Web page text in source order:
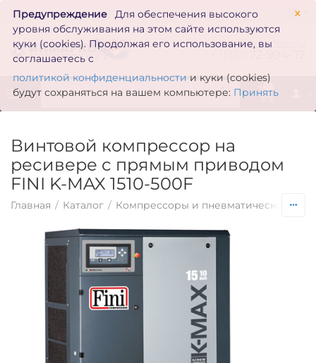
×
Предупреждение
Для обеспечения высокого
уровня обслуживания на этом сайте используются
куки (cookies). Продолжая его использование, вы
соглашаетесь с
политикой конфиденциальности и куки (cookies)
будут сохраняться на вашем компьютере: Принять
zakaz@inmarkon.ru
0
Винтовой компрессор на
ресивере с прямым приводом
FINI K-MAX 1510-500F
Главная / Каталог / Компрессоры и пневматическое